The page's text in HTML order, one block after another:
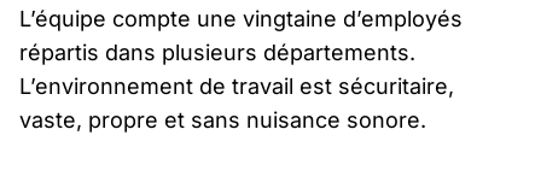
L’équipe compte une vingtaine d’employés
répartis dans plusieurs départements.
L’environnement de travail est sécuritaire,
vaste, propre et sans nuisance sonore.